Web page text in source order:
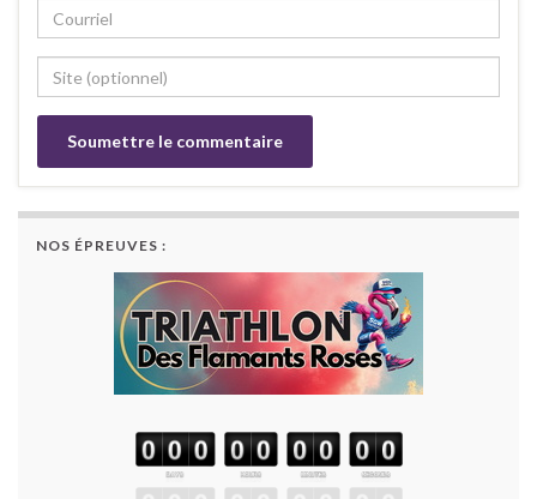
NOS ÉPREUVES :